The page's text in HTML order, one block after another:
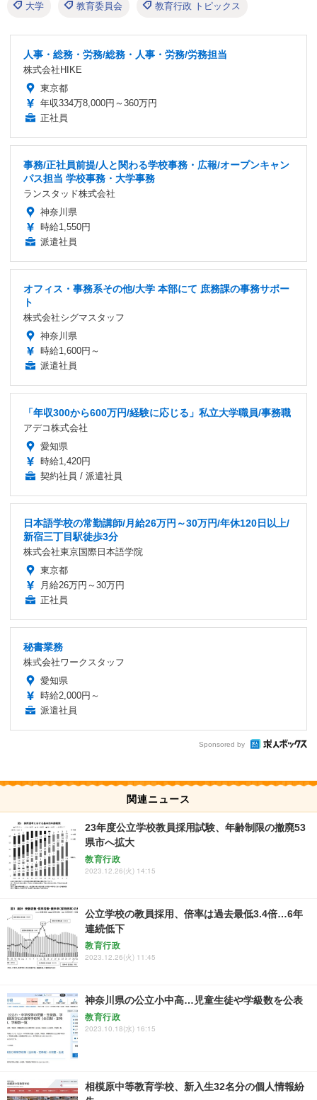
大学 教育委員会 教育行政 トピックス
人事・総務・労務/総務・人事・労務/労務担当
株式会社HIKE
東京都
年収334万8,000円～360万円
正社員
事務/正社員前提/人と関わる学校事務・広報/オープンキャン
パス担当 学校事務・大学事務
ランスタッド株式会社
神奈川県
時給1,550円
派遣社員
オフィス・事務系その他/大学 本部にて 庶務課の事務サポー
ト
株式会社シグマスタッフ
神奈川県
時給1,600円～
派遣社員
「年収300から600万円/経験に応じる」私立大学職員/事務職
アデコ株式会社
愛知県
時給1,420円
契約社員 / 派遣社員
日本語学校の常勤講師/月給26万円～30万円/年休120日以上/
新宿三丁目駅徒歩3分
株式会社東京国際日本語学院
東京都
月給26万円～30万円
正社員
秘書業務
株式会社ワークスタッフ
愛知県
時給2,000円～
派遣社員
Sponsored by
関連ニュース
23年度公立学校教員採用試験、年齢制限の撤廃53
県市へ拡大
教育行政
2023.12.26(火) 14:15
公立学校の教員採用、倍率は過去最低3.4倍…6年
連続低下
教育行政
2023.12.26(火) 11:45
神奈川県の公立小中高…児童生徒や学級数を公表
教育行政
2023.10.18(水) 16:15
相模原中等教育学校、新入生32名分の個人情報紛